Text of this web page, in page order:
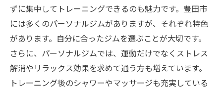
ずに集中してトレーニングできるのも魅力です。豊田市
には多くのパーソナルジムがありますが、それぞれ特色
があります。自分に合ったジムを選ぶことが大切です。
さらに、パーソナルジムでは、運動だけでなくストレス
解消やリラックス効果を求めて通う方も増えています。
トレーニング後のシャワーやマッサージも充実している